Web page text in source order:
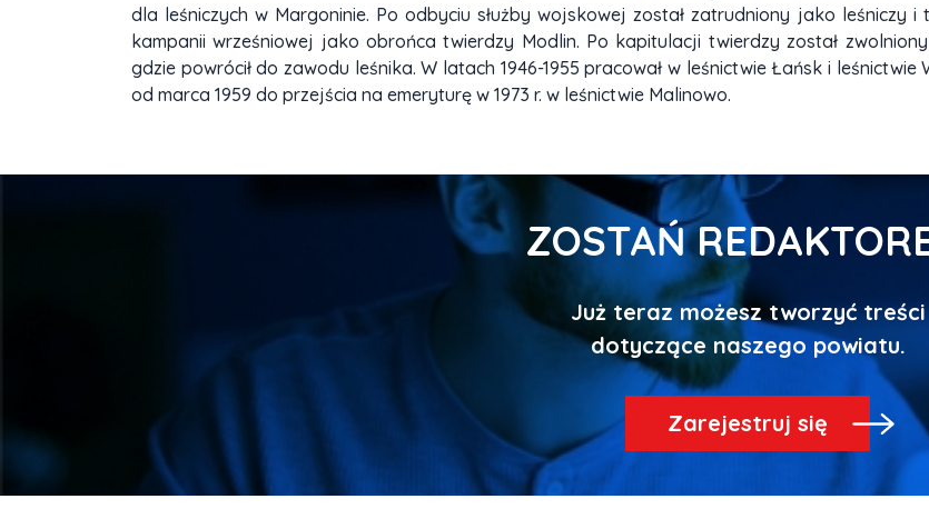
dla leśniczych w Margoninie. Po odbyciu służby wojskowej został zatrudniony jako leśniczy i
kampanii wrześniowej jako obrońca twierdzy Modlin. Po kapitulacji twierdzy został
gdzie powrócił do zawodu leśnika. W latach 1946-1955 pracował w leśnictwie Łańsk i leśnictwie
od marca 1959 do przejścia na emeryturę w 1973 r. w leśnictwie Malinowo.
ZOSTAŃ
Już teraz możesz tworzyć treści
Zarejestruj się